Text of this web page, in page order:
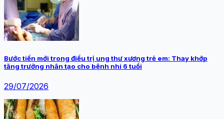
Bước tiến mới trong điều trị ung thư xương trẻ em: Thay khớp
tăng trưởng nhân tạo cho bệnh nhi 6 tuổi
29/07/2026